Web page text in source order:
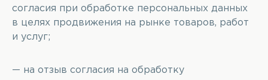
согласия при обработке персональных данных
в целях продвижения на рынке товаров, работ
и услуг;
— на отзыв согласия на обработку